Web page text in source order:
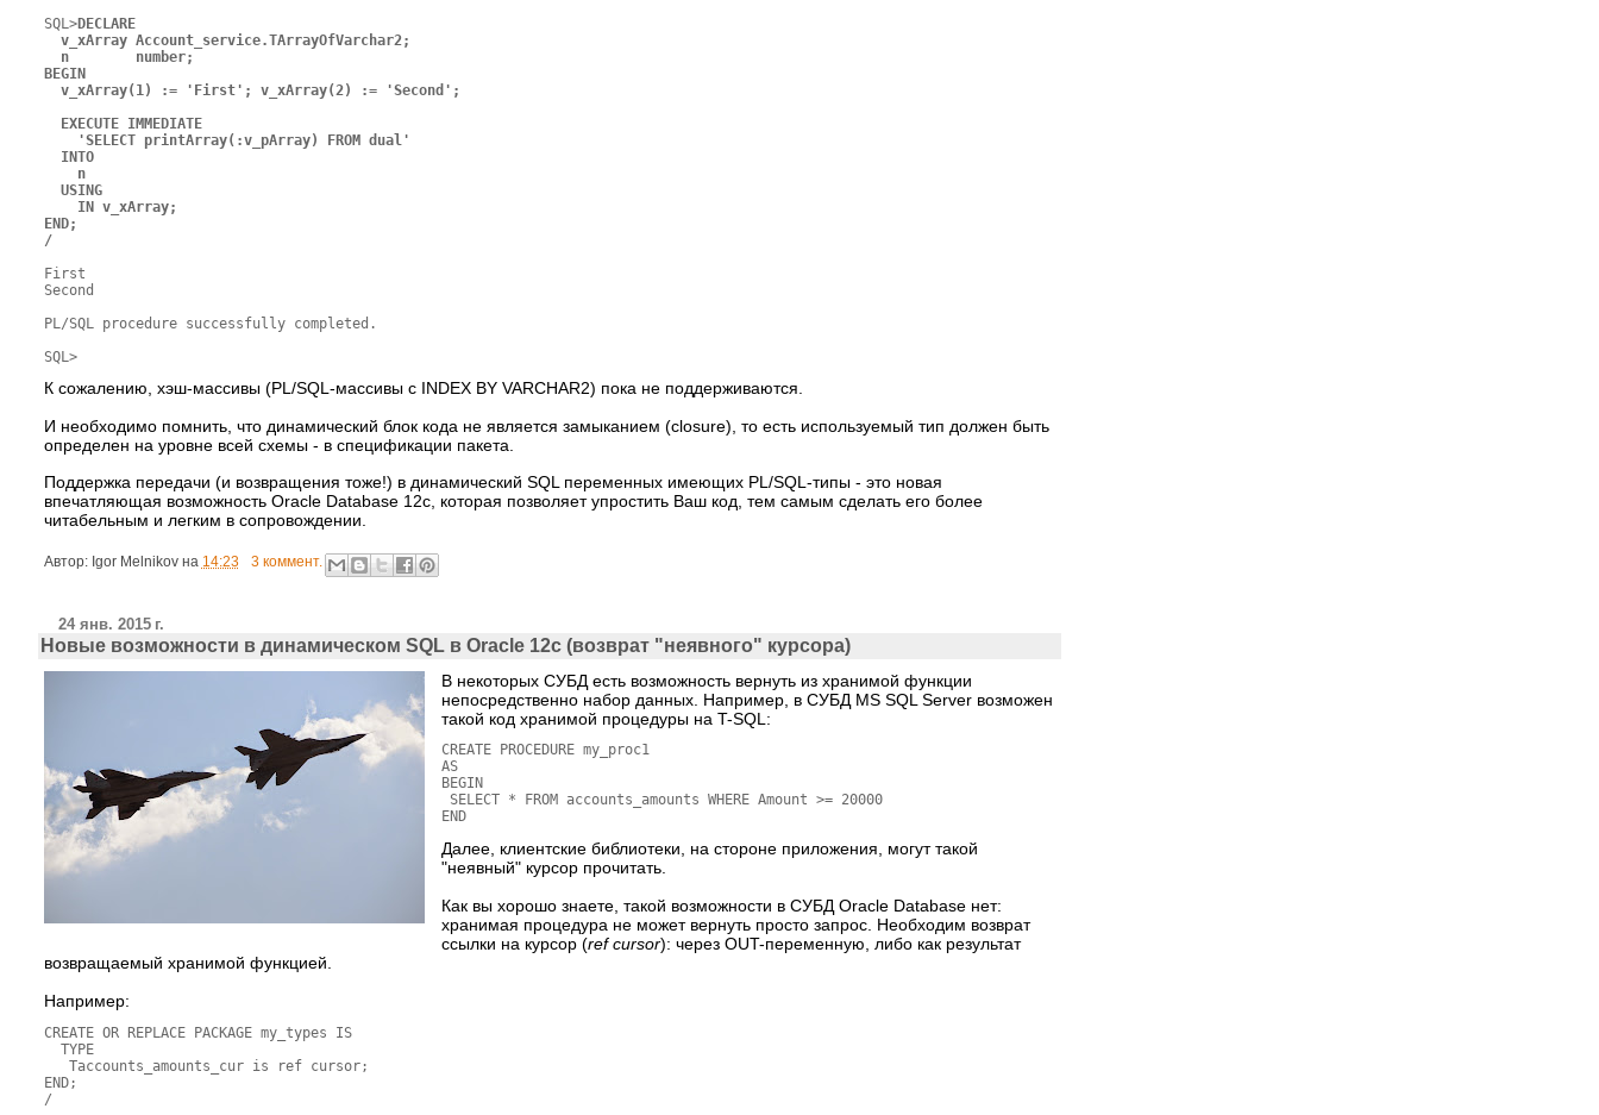
SQL>DECLARE
  v_xArray Account_service.TArrayOfVarchar2;
  n        number;
BEGIN
  v_xArray(1) := 'First'; v_xArray(2) := 'Second';
  EXECUTE IMMEDIATE
    'SELECT printArray(:v_pArray) FROM dual'
  INTO
    n
  USING
    IN v_xArray;
END;
/
First
Second
PL/SQL procedure successfully completed.
SQL>
К сожалению, хэш-массивы (PL/SQL-массивы c INDEX BY VARCHAR2) пока не поддерживаются.
И необходимо помнить, что динамический блок кода не является замыканием (closure), то есть используемый тип должен быть
определен на уровне всей схемы - в спецификации пакета.
Поддержка передачи (и возвращения тоже!) в динамический SQL переменных имеющих PL/SQL-типы - это новая
впечатляющая возможность Oracle Database 12c, которая позволяет упростить Ваш код, тем самым сделать его более
читабельным и легким в сопровождении.
Автор: Igor Melnikov на 14:23 3 коммент.
24 янв. 2015 г.
Новые возможности в динамическом SQL в Oracle 12c (возврат "неявного" курсора)
В некоторых СУБД есть возможность вернуть из хранимой функции
непосредственно набор данных. Например, в СУБД MS SQL Server возможен
такой код хранимой процедуры на T-SQL:
CREATE PROCEDURE my_proc1
AS
BEGIN
SELECT * FROM accounts_amounts WHERE Amount >= 20000
Далее, клиентские библиотеки, на стороне приложения, могут такой
"неявный" курсор прочитать.
Как вы хорошо знаете, такой возможности в СУБД Oracle Database нет:
хранимая процедура не может вернуть просто запрос. Необходим возврат
ссылки на курсор (ref cursor): через OUT-переменную, либо как результат
возвращаемый хранимой функцией.
Например:
CREATE OR REPLACE PACKAGE my_types IS
  TYPE
   Taccounts_amounts_cur is ref cursor;
END;
/